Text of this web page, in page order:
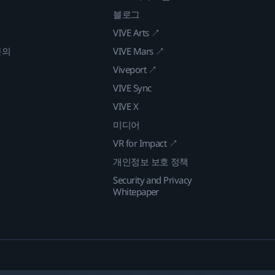
블로그
VIVE Arts ↗
VIVE Mars ↗
Viveport ↗
VIVE Sync
VIVE X
미디어
VR for Impact ↗
개인정보 보호 정책
Security and Privacy
Whitepaper